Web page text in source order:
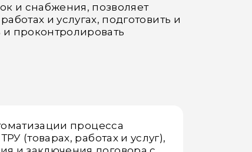
и снабжения, позволяет
и услугах, подготовить и
проконтролировать
процесса
(товарах, работах и услуг),